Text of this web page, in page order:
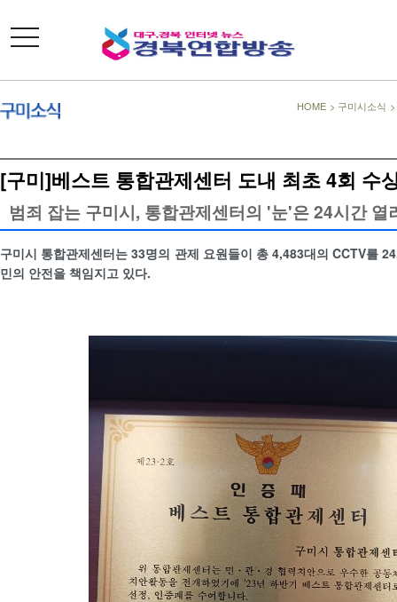
toggle
navigation
HOME > 구미시소식 >
[구미]베스트 통합관제센터 도내 최초 4회 수
범죄 잡는 구미시, 통합관제센터의 '눈'은 24시간 열
구미시 통합관제센터는 33명의 관제 요원들이 총 4,483대의 CCTV를
민의 안전을 책임지고 있다.